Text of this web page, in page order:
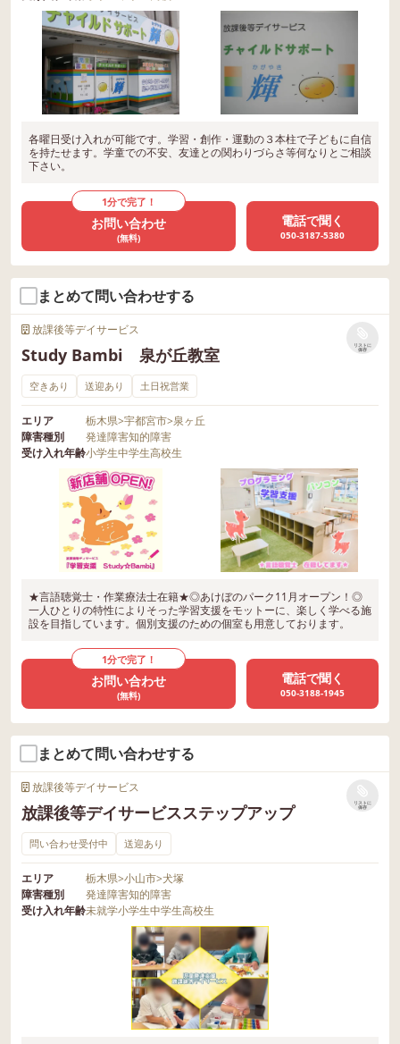
各曜日受け入れが可能です。学習・創作・運動の３本柱で子どもに自信
を持たせます。学童での不安、友達との関わりづらさ等何なりとご相談
下さい。
1分で完了！
お問い合わせ
(無料)
電話で聞く
050-3187-5380
まとめて問い合わせする
放課後等デイサービス
Study Bambi 泉が丘教室
リストに
保存
空きあり 送迎あり 土日祝営業
エリア 栃木県>宇都宮市>泉ヶ丘
障害種別
発達障害知的障害
受け入れ年齢小学生中学生高校生
★言語聴覚士・作業療法士在籍★◎あけぼのパーク11月オープン！◎
一人ひとりの特性によりそった学習支援をモットーに、楽しく学べる施
設を目指しています。個別支援のための個室も用意しております。
1分で完了！
お問い合わせ
(無料)
電話で聞く
050-3188-1945
まとめて問い合わせする
放課後等デイサービス
放課後等デイサービスステップアップ
リストに
保存
問い合わせ受付中 送迎あり
エリア 栃木県>小山市>犬塚
障害種別
発達障害知的障害
受け入れ年齢未就学小学生中学生高校生